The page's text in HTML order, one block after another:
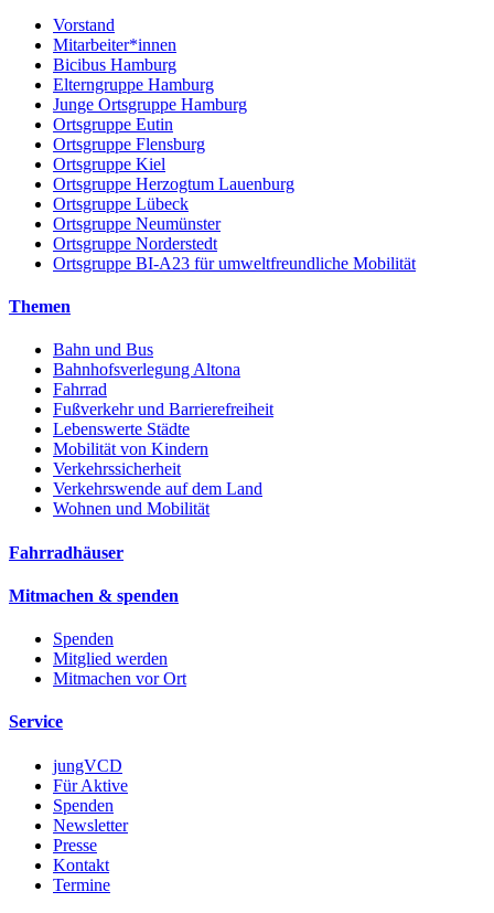
Vorstand
Mitarbeiter*innen
Bicibus Hamburg
Elterngruppe Hamburg
Junge Ortsgruppe Hamburg
Ortsgruppe Eutin
Ortsgruppe Flensburg
Ortsgruppe Kiel
Ortsgruppe Herzogtum Lauenburg
Ortsgruppe Lübeck
Ortsgruppe Neumünster
Ortsgruppe Norderstedt
Ortsgruppe BI-A23 für umweltfreundliche Mobilität
Themen
Bahn und Bus
Bahnhofsverlegung Altona
Fahrrad
Fußverkehr und Barrierefreiheit
Lebenswerte Städte
Mobilität von Kindern
Verkehrssicherheit
Verkehrswende auf dem Land
Wohnen und Mobilität
Fahrradhäuser
Mitmachen & spenden
Spenden
Mitglied werden
Mitmachen vor Ort
Service
jungVCD
Für Aktive
Spenden
Newsletter
Presse
Kontakt
Termine